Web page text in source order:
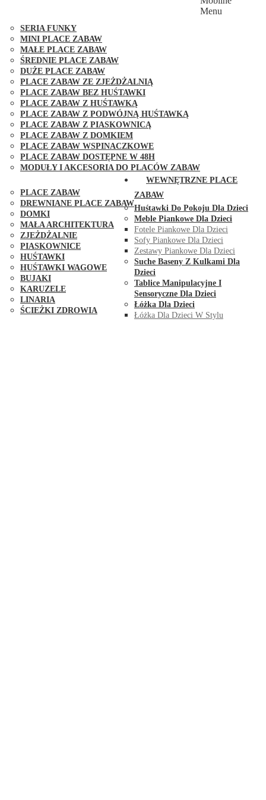
SERIA FUNKY
MINI PLACE ZABAW
MAŁE PLACE ZABAW
ŚREDNIE PLACE ZABAW
DUŻE PLACE ZABAW
PLACE ZABAW ZE ZJEŻDŻALNIĄ
PLACE ZABAW BEZ HUŚTAWKI
PLACE ZABAW Z HUŚTAWKĄ
PLACE ZABAW Z PODWÓJNĄ HUŚTAWKĄ
PLACE ZABAW Z PIASKOWNICĄ
PLACE ZABAW Z DOMKIEM
PLACE ZABAW WSPINACZKOWE
PLACE ZABAW DOSTĘPNE W 48H
MODUŁY I AKCESORIA DO PLACÓW ZABAW
PLACE ZABAW
DREWNIANE PLACE ZABAW
DOMKI
MAŁA ARCHITEKTURA
ZJEŻDŻALNIE
PIASKOWNICE
HUŚTAWKI
HUŚTAWKI WAGOWE
BUJAKI
KARUZELE
LINARIA
ŚCIEŻKI ZDROWIA
Menu
WEWNĘTRZNE PLACE
ZABAW
Huśtawki Do Pokoju Dla Dzieci
Meble Piankowe Dla Dzieci
Fotele Piankowe Dla Dzieci
Sofy Piankowe Dla Dzieci
Zestawy Piankowe Dla Dzieci
Suche Baseny Z Kulkami Dla
Dzieci
Tablice Manipulacyjne I
Sensoryczne Dla Dzieci
Łóżka Dla Dzieci
Łóżka Dla Dzieci W Stylu